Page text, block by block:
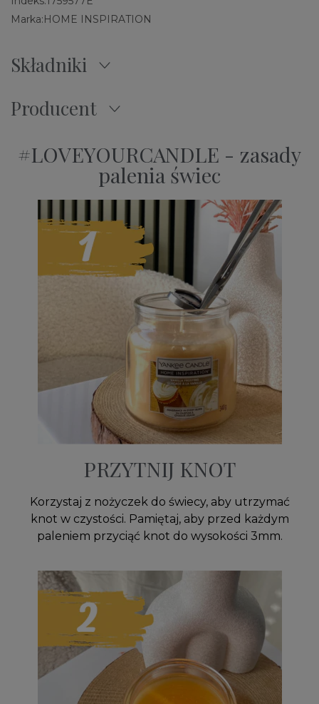
Marka:HOME INSPIRATION
Składniki
Producent
#LOVEYOURCANDLE - zasady
palenia świec​
PRZYTNIJ KNOT
Korzystaj z nożyczek do świecy, aby utrzymać
knot w czystości. Pamiętaj, aby przed każdym
paleniem przyciąć knot do wysokości 3mm.